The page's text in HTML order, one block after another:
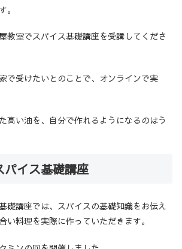
。
教室でスパイス基礎講座を受講してくださ
で受けたいとのことで、オンラインで実
高い油を、自分で作れるようになるのはう
パイス基礎講座
礎講座では、スパイスの基礎知識をお伝え
い料理を実際に作っていただきます。